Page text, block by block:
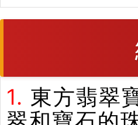
1. 東方翡翠